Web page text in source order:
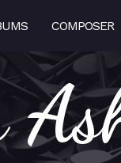
COMPOSER